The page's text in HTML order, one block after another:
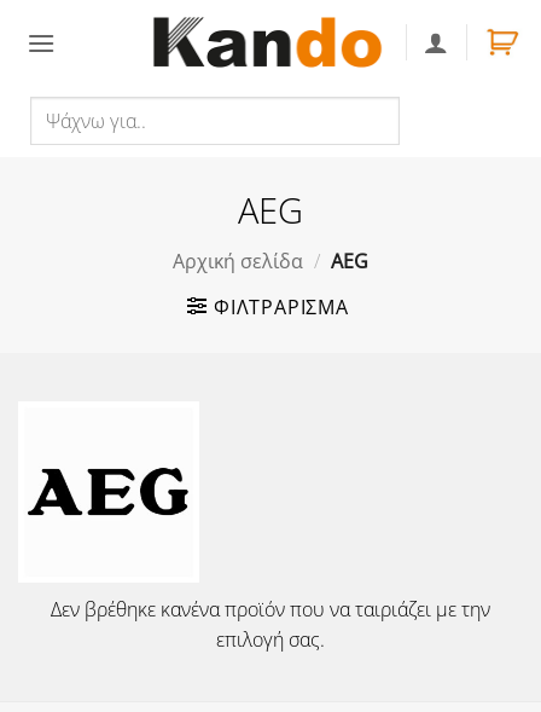
για..
AEG
Αρχική σελίδα / AEG
ΦΙΛΤΡΆΡΙΣΜΑ
Δεν βρέθηκε κανένα προϊόν που να ταιριάζει με την
επιλογή σας.